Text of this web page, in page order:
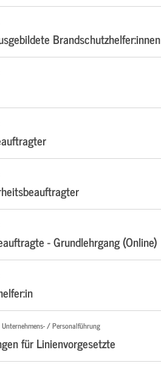
Brandschutzhelfer:innen
- Grundlehrgang (Online)
/ Personalführung
für Linienvorgesetzte